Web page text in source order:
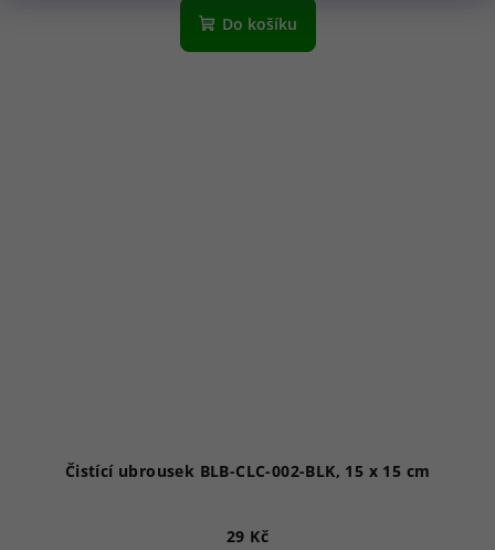
Do košíku
Čistící ubrousek BLB-CLC-002-BLK, 15 x 15 cm
29 Kč